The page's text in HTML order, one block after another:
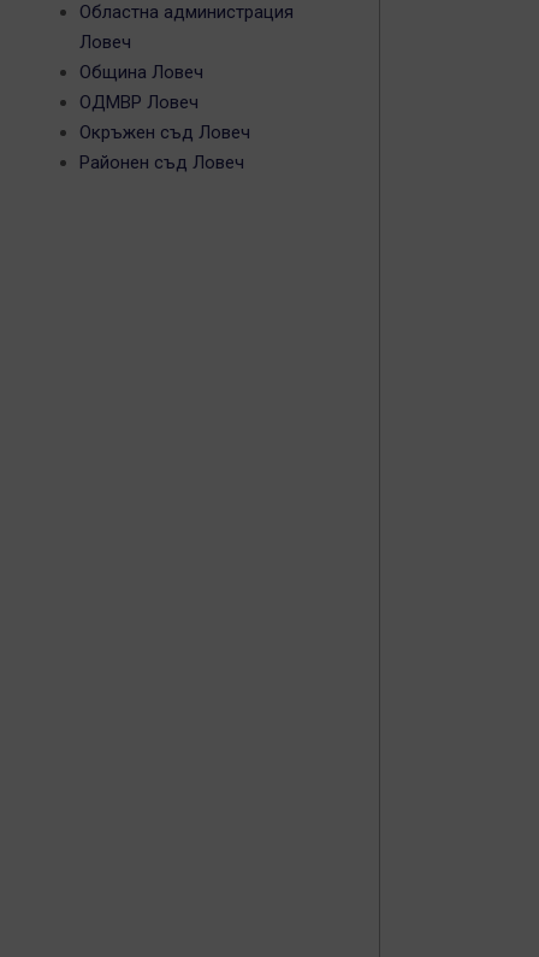
Областна администрация
Ловеч
Община Ловеч
ОДМВР Ловеч
Окръжен съд Ловеч
Районен съд Ловеч